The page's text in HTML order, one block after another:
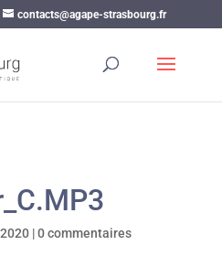
contacts@agape-strasbourg.fr
|0 commentaires